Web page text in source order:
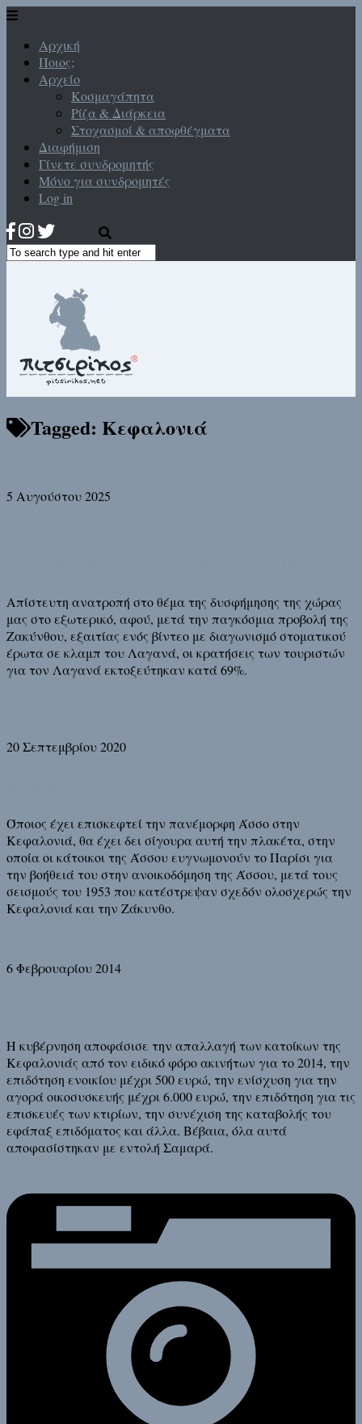
Αρχική
Ποιος;
Αρχείο
Κοσμαγάπητα
Ρίζα & Διάρκεια
Στοχασμοί & αποφθέγματα
Διαφήμιση
Γίνετε συνδρομητής
Μόνο για συνδρομητές
Log in
Tagged: Κεφαλονιά
5 Αυγούστου 2025
Απίστευτη ανατροπή στο θέμα της δυσφήμησης της χώρας
μας στο εξωτερικό, αφού, μετά την παγκόσμια προβολή της
Ζακύνθου, εξαιτίας ενός βίντεο με διαγωνισμό στoματικού
έρωτα σε κλαμπ του Λαγανά, οι κρατήσεις των τουριστών
για τον Λαγανά εκτοξεύτηκαν κατά 69%.
20 Σεπτεμβρίου 2020
Όποιος έχει επισκεφτεί την πανέμορφη Άσσο στην
Κεφαλονιά, θα έχει δει σίγουρα αυτή την πλακέτα, στην
οποία οι κάτοικοι της Άσσου ευγνωμονούν το Παρίσι για
την βοήθειά του στην ανοικοδόμηση της Άσσου, μετά τους
σεισμούς του 1953 που κατέστρεψαν σχεδόν ολοσχερώς την
Κεφαλονιά και την Ζάκυνθο.
6 Φεβρουαρίου 2014
Η κυβέρνηση αποφάσισε την απαλλαγή των κατοίκων της
Κεφαλονιάς από τον ειδικό φόρο ακινήτων για το 2014, την
επιδότηση ενοικίου μέχρι 500 ευρώ, την ενίσχυση για την
αγορά οικοσυσκευής μέχρι 6.000 ευρώ, την επιδότηση για τις
επισκευές των κτιρίων, την συνέχιση της καταβολής του
εφάπαξ επιδόματος και άλλα. Βέβαια, όλα αυτά
αποφασίστηκαν με εντολή Σαμαρά.